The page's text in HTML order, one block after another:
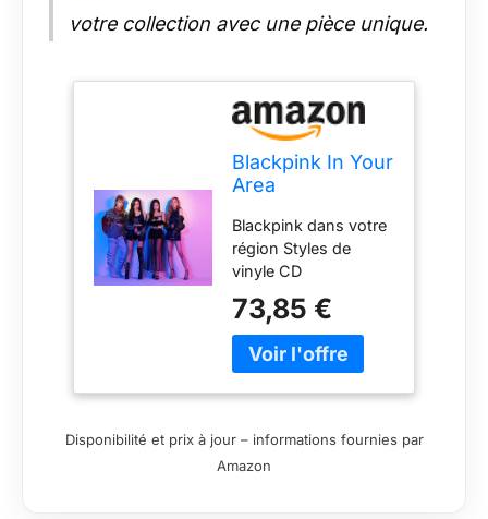
votre collection avec une pièce unique.
Blackpink In Your
Area
Blackpink dans votre
région Styles de
vinyle CD
73,85 €
Disponibilité et prix à jour – informations fournies par
Amazon